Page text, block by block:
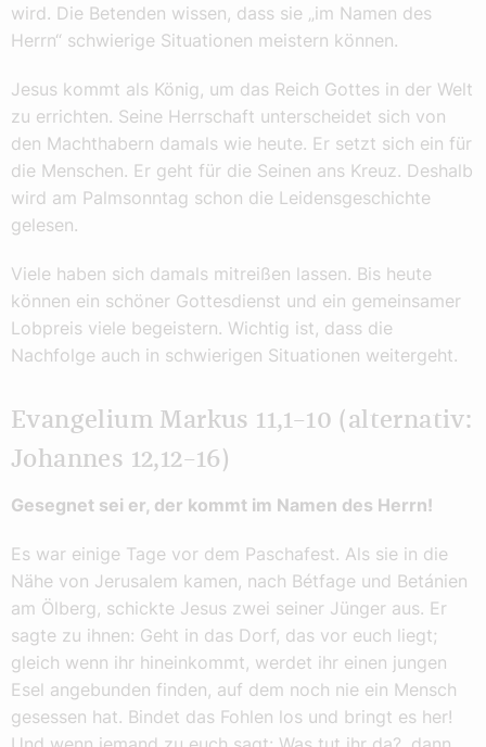
wird. Die Betenden wissen, dass sie „im Namen des
Herrn“ schwierige Situationen meistern können.
Jesus kommt als König, um das Reich Gottes in der Welt
zu errichten. Seine Herrschaft unterscheidet sich von
den Machthabern damals wie heute. Er setzt sich ein für
die Menschen. Er geht für die Seinen ans Kreuz. Deshalb
wird am Palmsonntag schon die Leidensgeschichte
gelesen.
Viele haben sich damals mitreißen lassen. Bis heute
können ein schöner Gottesdienst und ein gemeinsamer
Lobpreis viele begeistern. Wichtig ist, dass die
Nachfolge auch in schwierigen Situationen weitergeht.
Evangelium Markus 11,1–10 (alternativ:
Johannes 12,12–16)
Gesegnet sei er, der kommt im Namen des Herrn!
Es war einige Tage vor dem Paschafest. Als sie in die
Nähe von Jerusalem kamen, nach Bétfage und Betánien
am Ölberg, schickte Jesus zwei seiner Jünger aus. Er
sagte zu ihnen: Geht in das Dorf, das vor euch liegt;
gleich wenn ihr hineinkommt, werdet ihr einen jungen
Esel angebunden finden, auf dem noch nie ein Mensch
gesessen hat. Bindet das Fohlen los und bringt es her!